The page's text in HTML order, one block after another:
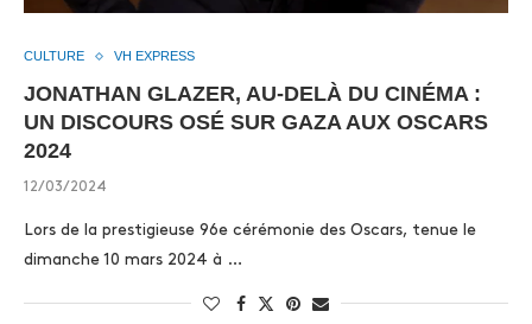
CULTURE VH EXPRESS
JONATHAN GLAZER, AU-DELÀ DU CINÉMA :
UN DISCOURS OSÉ SUR GAZA AUX OSCARS
2024
12/03/2024
Lors de la prestigieuse 96e cérémonie des Oscars, tenue le
dimanche 10 mars 2024 à …